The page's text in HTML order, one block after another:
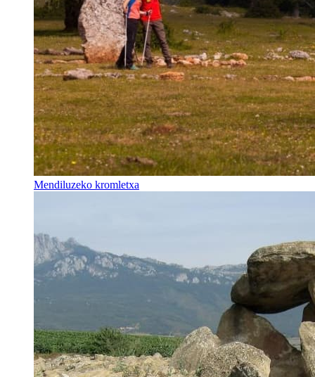
Mendiluzeko kromletxa